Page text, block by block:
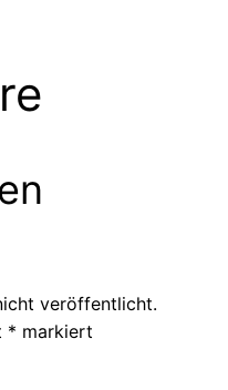
veröffentlicht.
* markiert